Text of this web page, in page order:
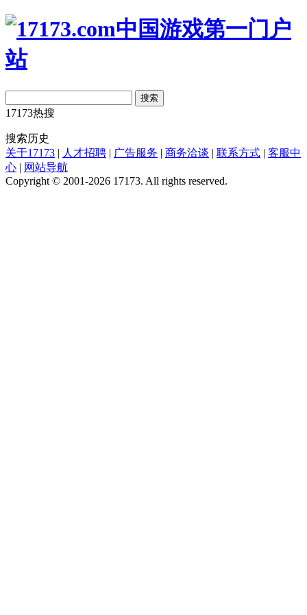
搜索
17173热搜
搜索历史
关于17173 | 人才招聘 | 广告服务 | 商务洽谈 | 联系方式 | 客服中
心 | 网站导航
Copyright © 2001-2026 17173. All rights reserved.